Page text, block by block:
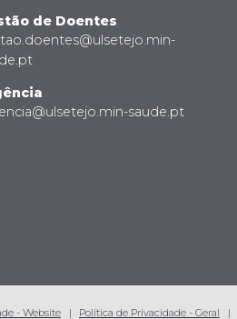
de Doentes
saude.pt
- Website Política de Privacidade - Geral